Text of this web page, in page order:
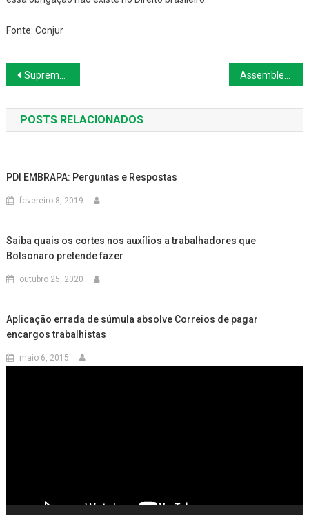
Fonte: Conjur
Navegação
de
Post
Supremo suspende julgamento de ações sobre terceirização de atividade-fim
POSTS RELACIONADOS
PDI EMBRAPA: Perguntas e Respostas
fevereiro 8, 2019
Saiba quais os cortes nos auxílios a trabalhadores que
Bolsonaro pretende fazer
outubro 25, 2020
Aplicação errada de súmula absolve Correios de pagar
encargos trabalhistas
maio 6, 2015